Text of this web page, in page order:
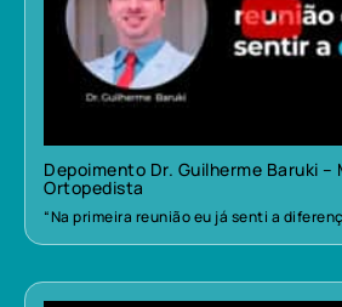
Depoimento Dr. Guilherme Baruki –
Ortopedista
“Na primeira reunião eu já senti a